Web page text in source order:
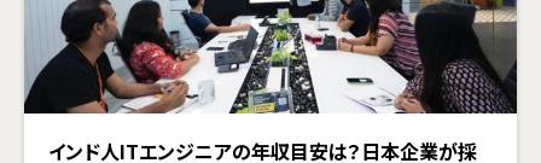
インド人ITエンジニアの年収目安は？日本企業が採